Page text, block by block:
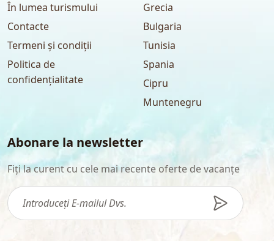
În lumea turismului
Contacte
Termeni și condiții
Politica de
confidențialitate
Grecia
Bulgaria
Tunisia
Spania
Cipru
Muntenegru
Abonare la newsletter
Fiți la curent cu cele mai recente oferte de vacanțe